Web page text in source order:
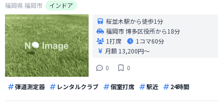
福岡県福岡市
インドア
桜並木駅から徒歩1分
福岡市 博多区役所から18分
1打席
1コマ60分
月額 13,200円〜
0
0
弾道測定器 レンタルクラブ 個室打席 駅近 24時間